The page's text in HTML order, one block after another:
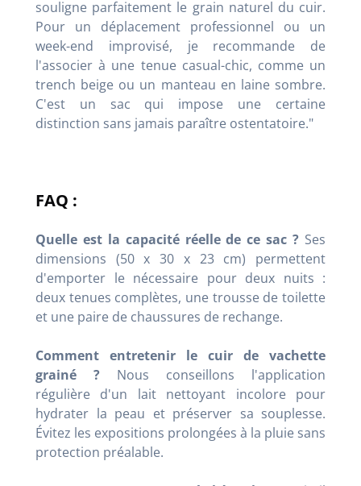
souligne parfaitement le grain naturel du cuir.
Pour un déplacement professionnel ou un
week-end improvisé, je recommande de
l'associer à une tenue casual-chic, comme un
trench beige ou un manteau en laine sombre.
C'est un sac qui impose une certaine
distinction sans jamais paraître ostentatoire."
FAQ :
Quelle est la capacité réelle de ce sac ? Ses
dimensions (50 x 30 x 23 cm) permettent
d'emporter le nécessaire pour deux nuits :
deux tenues complètes, une trousse de toilette
et une paire de chaussures de rechange.
Comment entretenir le cuir de vachette
grainé ? Nous conseillons l'application
régulière d'un lait nettoyant incolore pour
hydrater la peau et préserver sa souplesse.
Évitez les expositions prolongées à la pluie sans
protection préalable.